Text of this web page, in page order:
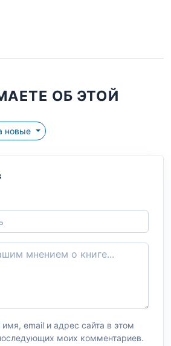
ОБ ЭТОЙ
новые
email и адрес сайта в этом
моих комментариев.